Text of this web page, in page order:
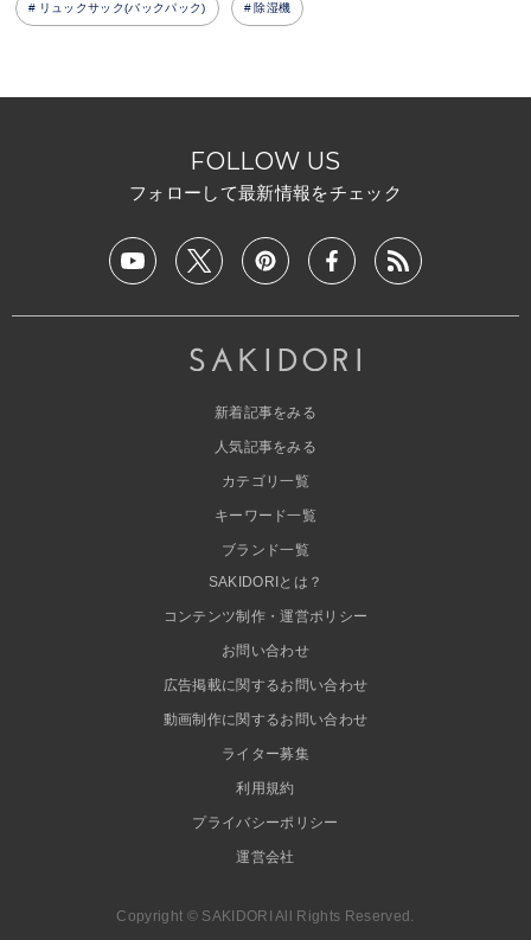
リュックサック(バックパック) 除湿機
FOLLOW US
フォローして最新情報をチェック
新着記事をみる
人気記事をみる
カテゴリ一覧
キーワード一覧
ブランド一覧
SAKIDORIとは？
コンテンツ制作・運営ポリシー
お問い合わせ
広告掲載に関するお問い合わせ
動画制作に関するお問い合わせ
ライター募集
利用規約
プライバシーポリシー
運営会社
Copyright © SAKIDORI All Rights Reserved.